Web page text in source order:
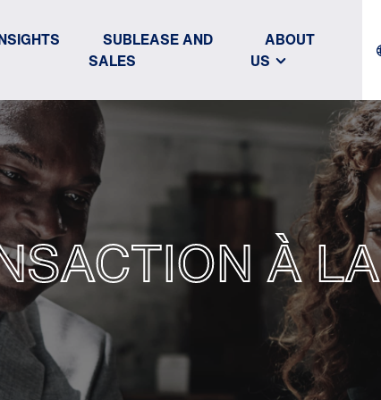
SUBLEASE AND
SALES
ABOUT
US
À LA